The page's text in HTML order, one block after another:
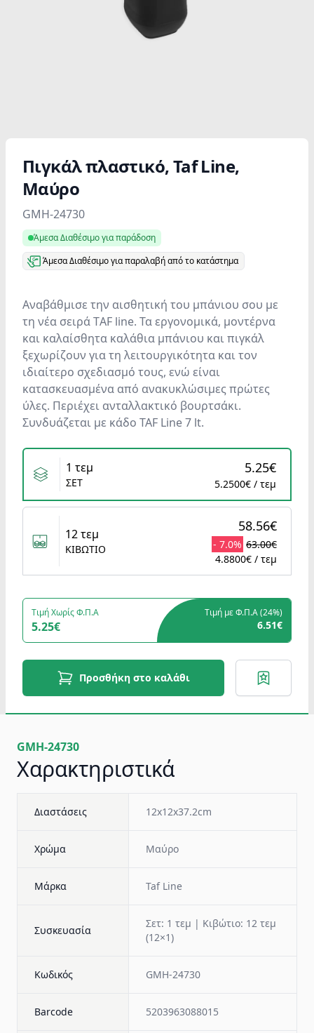
Πιγκάλ πλαστικό, Taf Line,
Mαύρο
Product information
GMH-24730
Άμεσα Διαθέσιμο για παράδοση
Άμεσα Διαθέσιμο για παραλαβή από το κατάστημα
Αναβάθμισε την αισθητική του μπάνιου σου με
τη νέα σειρά ΤAF line. Τα εργονομικά, μοντέρνα
και καλαίσθητα καλάθια μπάνιου και πιγκάλ
ξεχωρίζουν για τη λειτουργικότητα και τον
ιδιαίτερο σχεδιασμό τους, ενώ είναι
κατασκευασμένα από ανακυκλώσιμες πρώτες
ύλες. Περιέχει ανταλλακτικό βουρτσάκι.
Συνδυάζεται με κάδο TAF Line 7 lt.
Variants
1 τεμ
ΣΕΤ
5.25€
5.2500€ / τεμ
12 τεμ
ΚΙΒΩΤΙΟ
58.56€
- 7.0% 63.00€
4.8800€ / τεμ
Τιμή Χωρίς Φ.Π.Α
5.25€
Τιμή με Φ.Π.Α (24%)
6.51€
Προσθήκη στο καλάθι
GMH-24730
Χαρακτηριστικά
Διαστάσεις 12x12x37.2cm
Χρώμα Mαύρο
Μάρκα Taf Line
Συσκευασία
Σετ: 1 τεμ | Κιβώτιο: 12 τεμ
(12×1)
Κωδικός GMH-24730
Barcode 5203963088015